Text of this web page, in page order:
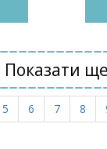
Показати ще
5 6 7 8